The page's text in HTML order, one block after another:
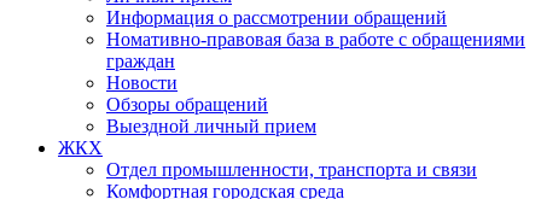
Информация о рассмотрении обращений
Номативно-правовая база в работе с обращениями
граждан
Новости
Обзоры обращений
Выездной личный прием
ЖКХ
Отдел промышленности, транспорта и связи
Комфортная городская среда